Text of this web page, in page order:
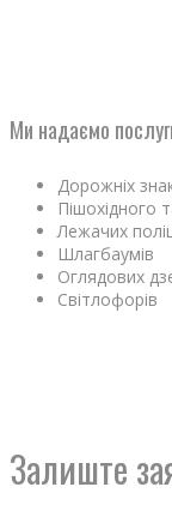
Ми надаємо
Дорожніх
Пішохідного
Лежачих
Шлагбаумів
Оглядових
Світлофорів
Залиште